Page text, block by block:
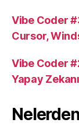
Vibe Coder
Cursor,
Vibe Coder
Yapay